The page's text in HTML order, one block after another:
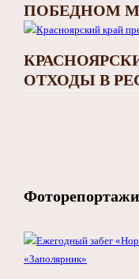
ПОБЕДНОМ
ОТХОДЫ В
Фоторепортажи